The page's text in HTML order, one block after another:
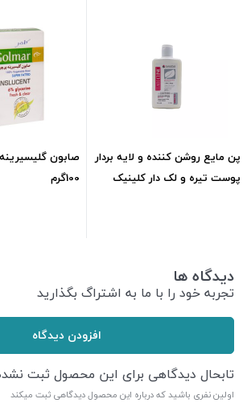
پن مایع روشن کننده و لایه بردار
پوست تیره و لک دار کلینیک
صابون
100گرم
دیدگاه ها
تجربه خود را با ما به اشتراگ بگذارید
افزودن دیدگاه
تابحال دیدگاهی برای این محصول ثبت
اولین نفری باشید که درباره این محصول دیدگاهی ثبت میکند